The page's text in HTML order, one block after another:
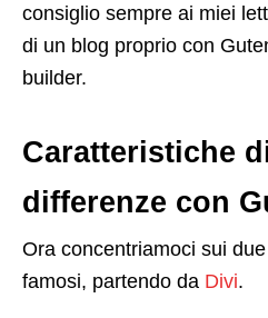
consiglio sempre ai miei
di un blog proprio con
builder.
Caratteristiche
differenze con
Ora concentriamoci sui
famosi, partendo da Divi.